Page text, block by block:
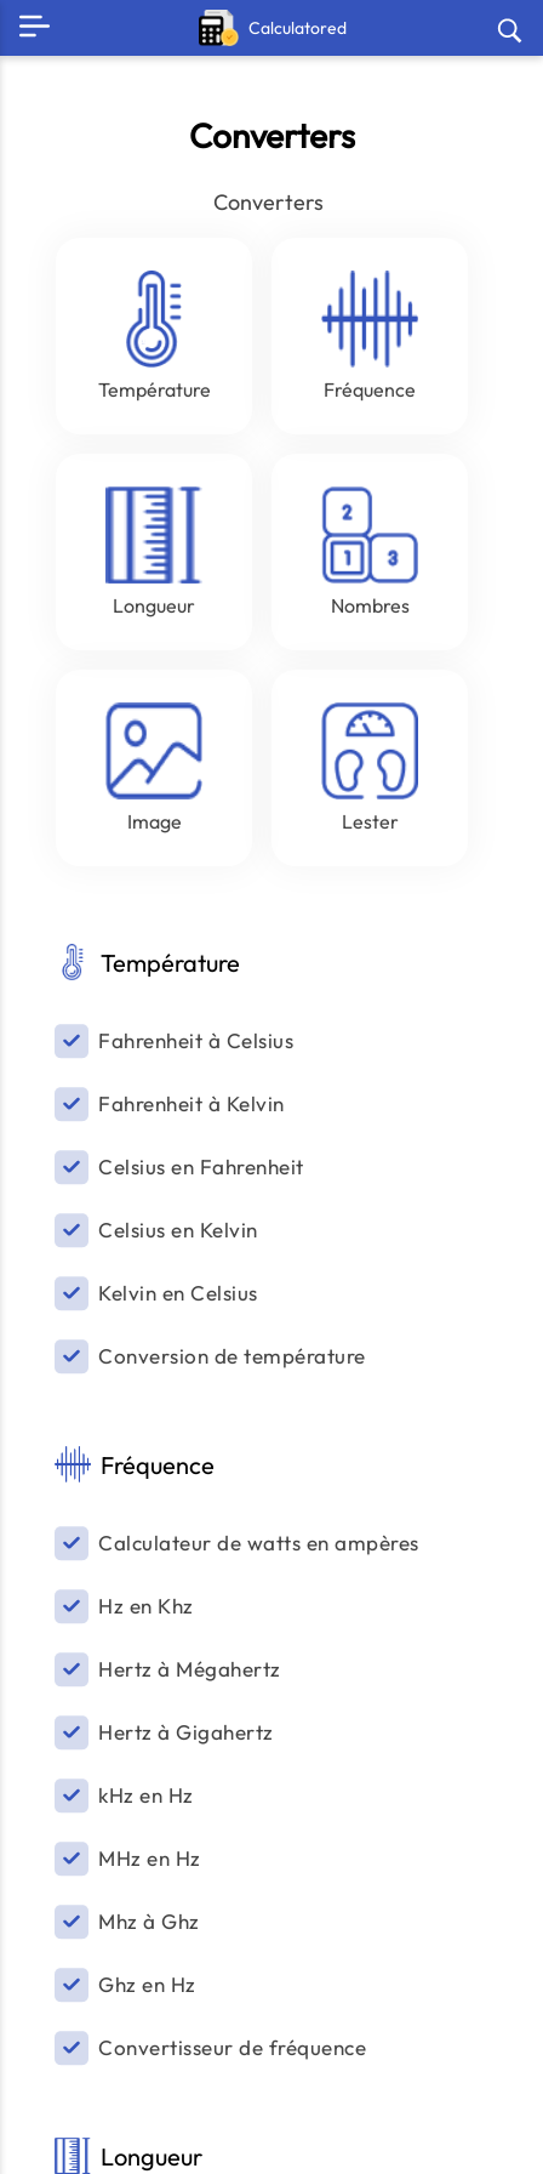
Calculatored
Converters
Converters
Température Fréquence
Longueur Nombres
Image Lester
Température
Fahrenheit à Celsius
Fahrenheit à Kelvin
Celsius en Fahrenheit
Celsius en Kelvin
Kelvin en Celsius
Conversion de température
Fréquence
Calculateur de watts en ampères
Hz en Khz
Hertz à Mégahertz
Hertz à Gigahertz
kHz en Hz
MHz en Hz
Mhz à Ghz
Ghz en Hz
Convertisseur de fréquence
Longueur